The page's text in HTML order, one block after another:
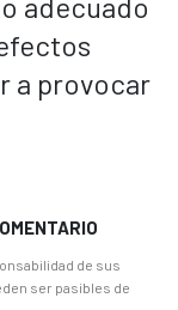
a provocar
de sus
ser pasibles de